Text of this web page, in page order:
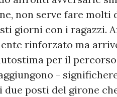
non serve fare molti
giorni con i ragazzi.
rinforzato ma
per il
-
posti del girone